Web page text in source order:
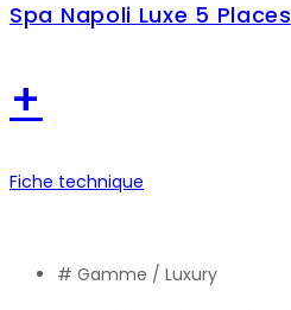
Spa Napoli Luxe 5 Places
+
Fiche technique
# Gamme / Luxury